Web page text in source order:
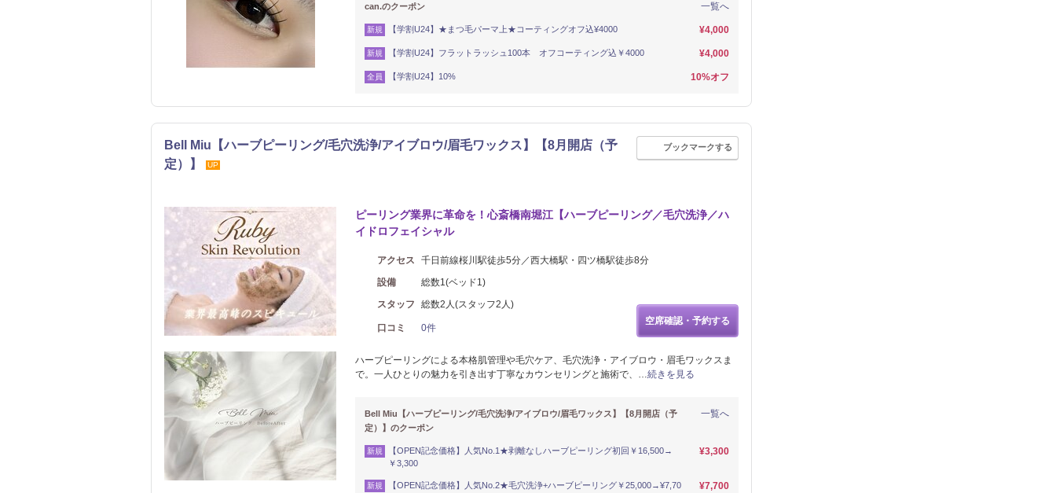
一覧へ
can.のクーポン
新規 【学割U24】★まつ毛パーマ上★コーティングオフ込¥4000 ¥4,000
新規 【学割U24】フラットラッシュ100本 オフコーティング込￥4000 ¥4,000
全員 【学割U24】10% 10%オフ
Bell Miu【ハーブピーリング/毛穴洗浄/アイブロウ/眉毛ワックス】【8月開店（予
定）】
UP
ブックマークする
ピーリング業界に革命を！心斎橋南堀江【ハーブピーリング／毛穴洗浄／ハ
イドロフェイシャル
アクセス
千日前線桜川駅徒歩5分／西大橋駅・四ツ橋駅徒歩8分
設備
総数1(ベッド1)
スタッフ
総数2人(スタッフ2人)
口コミ 0件
空席確認・予約する
ハーブピーリングによる本格肌管理や毛穴ケア、毛穴洗浄・アイブロウ・眉毛ワックスま
で。一人ひとりの魅力を引き出す丁寧なカウンセリングと施術で、…続きを見る
一覧へ
Bell Miu【ハーブピーリング/毛穴洗浄/アイブロウ/眉毛ワックス】【8月開店（予
定）】のクーポン
新規
【OPEN記念価格】人気No.1★剥離なしハーブピーリング初回￥16,500→
￥3,300
¥3,300
新規 【OPEN記念価格】人気No.2★毛穴洗浄+ハーブピーリング￥25,000→¥7,70 ¥7,700